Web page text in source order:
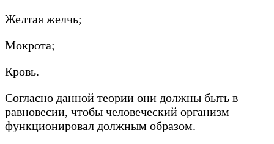
Желтая желчь;
Мокрота;
Кровь.
Согласно данной теории они должны быть в
равновесии, чтобы человеческий организм
функционировал должным образом.